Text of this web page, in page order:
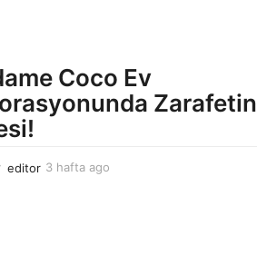
Coco Ev
Zarafetin
editor 3 hafta ago